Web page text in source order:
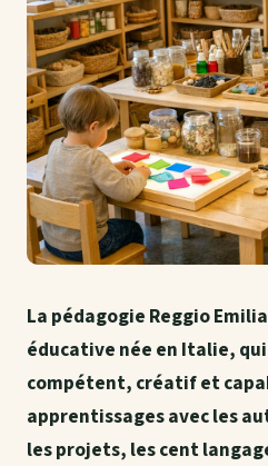
La pédagogie Reggio
éducative née en Italie,
compétent, créatif et
apprentissages avec les
les projets, les cent